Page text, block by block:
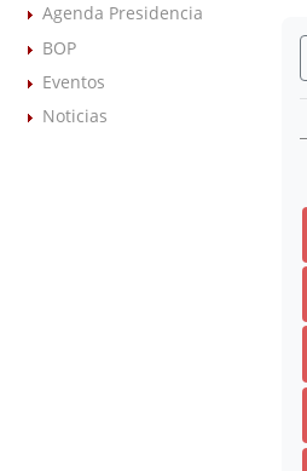
Agenda Presidencia
BOP
Eventos
Noticias